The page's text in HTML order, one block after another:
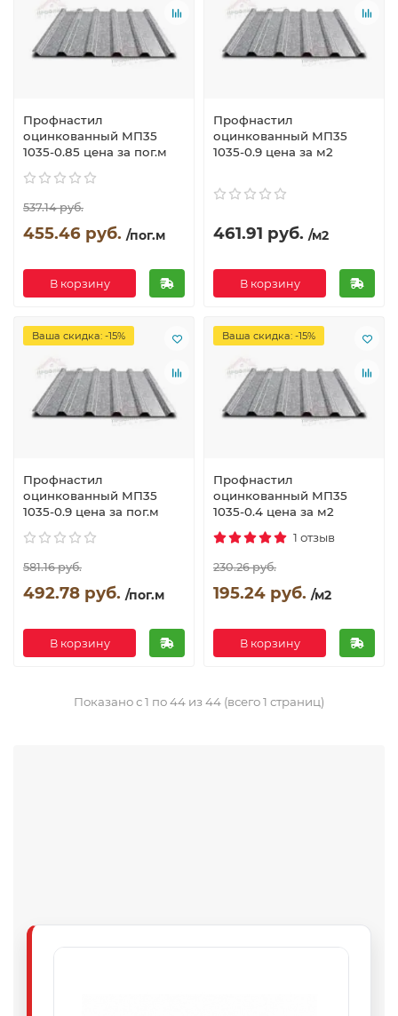
Профнастил
оцинкованный МП35
1035-0.85 цена за пог.м
537.14 руб.
455.46 руб. /пог.м
В корзину
Профнастил
оцинкованный МП35
1035-0.9 цена за м2
461.91 руб. /м2
В корзину
Ваша скидка: -15%
Профнастил
оцинкованный МП35
1035-0.9 цена за пог.м
581.16 руб.
492.78 руб. /пог.м
В корзину
Ваша скидка: -15%
Профнастил
оцинкованный МП35
1035-0.4 цена за м2
1 отзыв
230.26 руб.
195.24 руб. /м2
В корзину
Показано с 1 по 44 из 44 (всего 1 страниц)